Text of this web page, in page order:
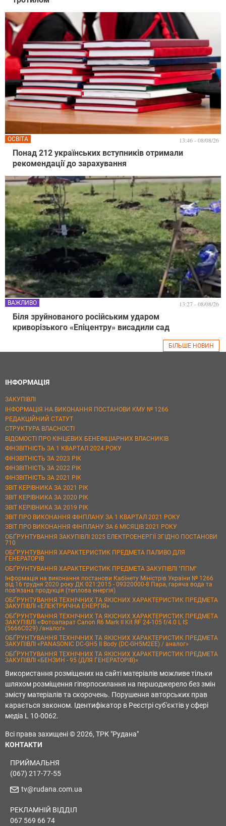
Понад 212 українських вступників отримали
рекомендації до зарахування
ОСВІТА 13:46 - 08/08/26
Біля зруйнованого російським ударом
криворізького «Епіцентру» висадили сад
ВАЖЛИВО 13:27 - 08/08/26
БІЛЬШЕ НОВИН
ІНФОРМАЦІЯ
ЗАКУПІВЛІ
ІНФОРМАЦІЯ НА ВИКОНАННЯ ПОСТАНОВИ КМУ № 1266
РЕДАКЦІЙНИЙ СТАТУТ
СТРУКТУРА ВЛАСНОСТІ
ВІДОМОСТІ ПРО КІНЦЕВИХ БЕНЕФІЦІАРНИХ ВЛАСНИКІВ
ФІНЗВІТНІСТЬ ЗА 1 КВАРТАЛ 2024 РОКУ
ФІНЗВІТНІСТЬ ЗА 2023 РІК
ФІНЗВІТНІСТЬ ЗА 2022 РІК
ФІНЗВІТНІСТЬ ЗА 2021 РІК
ЗВІТ КЕРІВНИКА ЗА 2021 РІК
ЗВІТ КЕРІВНИКА ЗА 2020 РІК
ЗВІТ КЕРІВНИКА ЗА 2019 РІК
ЗВІТ ПРО ВИКОНАННЯ ФІНПЛАНУ ЗА 1 КВАРТАЛ 2021 РОКУ
ЗВІТ ПРО ВИКОНАННЯ ФІНПЛАНУ ЗА 6 МІСЯЦІВ 2021 РОКУ
ОБҐРУНТУВАННЯ ЗАКУПІВЛІ 2025 ЕЛЕКТРОЕНЕРГІЇ ЗГІДНО ПОСТАНОВИ
710
ОБҐРУНТУВАННЯ ХАРАКТЕРИСТИК ПРЕДМЕТА ПАЛИВО ДЛЯ
ГЕНЕРАТОРІВ
ОБҐРУНТУВАННЯ ХАРАКТЕРИСТИК ПРЕДМЕТА ЗАКУПІВЛІ "ППМ"
Інформація на виконання постанови Кабінету Міністрів України № 1266
від 16 грудня 2020 року ДК 021:2015 - 09320000-8 Пара, гаряча вода та
пов’язана продукція (теплова енергія)
ОБҐРУНТУВАННЯ ТЕХНІЧНИХ ТА ЯКІСНИХ ХАРАКТЕРИСТИК ПРЕДМЕТА
ЗАКУПІВЛІ «ЕЛЕКТРИЧНА ЕНЕРГІЯ»
ОБҐРУНТУВАННЯ ТЕХНІЧНИХ ТА ЯКІСНИХ ХАРАКТЕРИСТИК ПРЕДМЕТА
ЗАКУПІВЛІ «Фотоапарат Canon R6 Mark II Kit RF 24-105 f/4.0 L IS
(5666C029) /аналог»
ОБҐРУНТУВАННЯ ТЕХНІЧНИХ ТА ЯКІСНИХ ХАРАКТЕРИСТИК ПРЕДМЕТА
ЗАКУПІВЛІ «PANASONIC DC-GH5 II Body (DC-GH5M2EE) / аналог»
ОБҐРУНТУВАННЯ ТЕХНІЧНИХ ТА ЯКІСНИХ ХАРАКТЕРИСТИК ПРЕДМЕТА
ЗАКУПІВЛІ «БЕНЗИН - 95 (ДЛЯ ГЕНЕРАТОРІВ)»
Використання розміщених на сайті матеріалів можливе тільки
шляхом розміщення гіперпосилання на першоджерело без змін
змісту матеріалів та скорочень. Порушення авторських прав
карається законом. Ідентифікатор в Реєстрі суб'єктів у сфері
медіа L 10-0062.
Всі права захищені © 2026, ТРК "Рудана"
КОНТАКТИ
ПРИЙМАЛЬНЯ
(067) 217-77-55
tv@rudana.com.ua
РЕКЛАМНІЙ ВІДДІЛ
067 569 66 74